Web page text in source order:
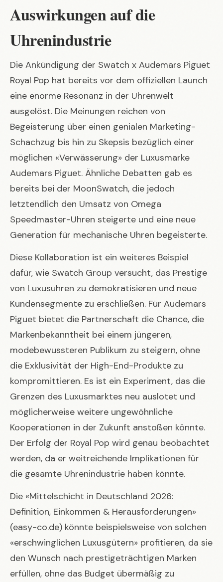
Auswirkungen auf die
Uhrenindustrie
Die Ankündigung der Swatch x Audemars Piguet
Royal Pop hat bereits vor dem offiziellen Launch
eine enorme Resonanz in der Uhrenwelt
ausgelöst. Die Meinungen reichen von
Begeisterung über einen genialen Marketing-
Schachzug bis hin zu Skepsis bezüglich einer
möglichen «Verwässerung» der Luxusmarke
Audemars Piguet. Ähnliche Debatten gab es
bereits bei der MoonSwatch, die jedoch
letztendlich den Umsatz von Omega
Speedmaster-Uhren steigerte und eine neue
Generation für mechanische Uhren begeisterte.
Diese Kollaboration ist ein weiteres Beispiel
dafür, wie Swatch Group versucht, das Prestige
von Luxusuhren zu demokratisieren und neue
Kundensegmente zu erschließen. Für Audemars
Piguet bietet die Partnerschaft die Chance, die
Markenbekanntheit bei einem jüngeren,
modebewussteren Publikum zu steigern, ohne
die Exklusivität der High-End-Produkte zu
kompromittieren. Es ist ein Experiment, das die
Grenzen des Luxusmarktes neu auslotet und
möglicherweise weitere ungewöhnliche
Kooperationen in der Zukunft anstoßen könnte.
Der Erfolg der Royal Pop wird genau beobachtet
werden, da er weitreichende Implikationen für
die gesamte Uhrenindustrie haben könnte.
Die «Mittelschicht in Deutschland 2026:
Definition, Einkommen & Herausforderungen»
(easy-co.de) könnte beispielsweise von solchen
«erschwinglichen Luxusgütern» profitieren, da sie
den Wunsch nach prestigeträchtigen Marken
erfüllen, ohne das Budget übermäßig zu